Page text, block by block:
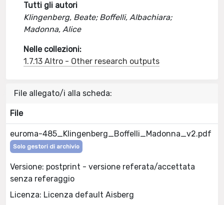
Tutti gli autori
Klingenberg, Beate; Boffelli, Albachiara;
Madonna, Alice
Nelle collezioni:
1.7.13 Altro - Other research outputs
File allegato/i alla scheda:
File
euroma-485_Klingenberg_Boffelli_Madonna_v2.pdf
Solo gestori di archivio
Versione: postprint - versione referata/accettata
senza referaggio
Licenza: Licenza default Aisberg